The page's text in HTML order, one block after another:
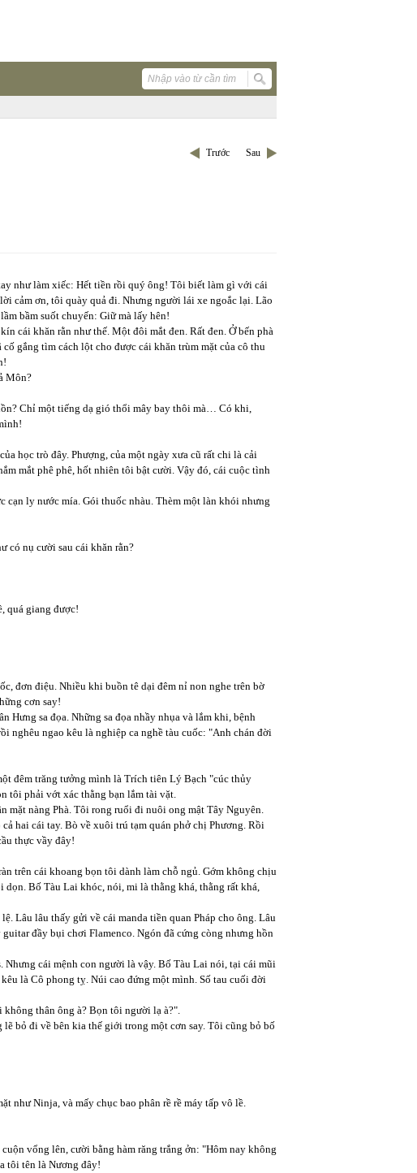
Trước Sau
như làm xiếc: Hết tiền rồi quý ông! Tôi biết làm gì với cái
cảm ơn, tôi quày quả đi. Nhưng người lái xe ngoắc lại. Lão
bầm suốt chuyến: Giữ mà lấy hên!
cái khăn rằn như thế. Một đôi mắt đen. Rất đen. Ở bến phà
gắng tìm cách lột cho được cái khăn trùm mặt của cô thu
Môn?
Chỉ một tiếng dạ gió thổi mây bay thôi mà… Có khi,
học trò đây. Phượng, của một ngày xưa cũ rất chi là cải
mắt phê phê, hốt nhiên tôi bật cười. Vậy đó, cái cuộc tình
cạn ly nước mía. Gói thuốc nhàu. Thèm một làn khói nhưng
có nụ cười sau cái khăn rằn?
quá giang được!
đơn điệu. Nhiều khi buồn tê dại đêm nỉ non nghe trên bờ
cơn say!
Hưng sa đọa. Những sa đọa nhầy nhụa và lắm khi, bệnh
nghêu ngao kêu là nghiệp ca nghề tàu cuốc: "Anh chán đời
đêm trăng tưởng mình là Trích tiên Lý Bạch "cúc thủy
tôi phải vớt xác thằng bạn lắm tài vặt.
mặt nàng Phà. Tôi rong ruổi đi nuôi ong mật Tây Nguyên.
hai cái tay. Bò về xuôi trú tạm quán phở chị Phương. Rồi
thực vầy đây!
trên cái khoang bọn tôi dành làm chỗ ngủ. Gớm không chịu
Bố Tàu Lai khóc, nói, mi là thằng khá, thằng rất khá,
Lâu lâu thấy gửi về cái manda tiền quan Pháp cho ông. Lâu
đầy bụi chơi Flamenco. Ngón đã cứng còng nhưng hồn
cái mệnh con người là vậy. Bố Tàu Lai nói, tại cái mũi
là Cô phong tỵ. Núi cao đứng một mình. Số tau cuối đời
thân ông à? Bọn tôi người lạ à?".
bỏ đi về bên kia thế giới trong một cơn say. Tôi cũng bỏ bố
như Ninja, và mấy chục bao phân rề rề máy tấp vô lề.
vổng lên, cười bằng hàm răng trắng ởn: "Hôm nay không
tôi tên là Nương đây!